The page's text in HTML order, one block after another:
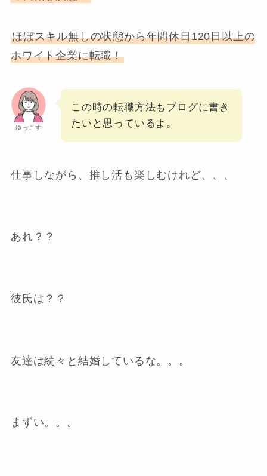
ほぼスキル無しの状態から年間休日120日以上の
ホワイト企業に転職！
ゆっこす
この時の転職方法もブログに書き
たいと思っているよ。
仕事しながら、推し活も楽しむけれど、、、
あれ？？
彼氏は？？
友達は続々と結婚しているな。。。
まずい。。。